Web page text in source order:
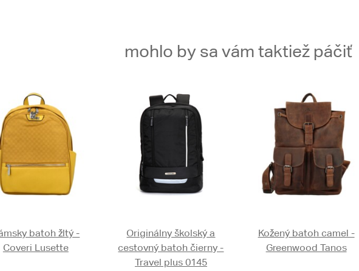
mohlo by sa vám taktiež páčiť
batoh žltý -
Coveri Lusette
Originálny školský a
cestovný batoh čierny -
Travel plus 0145
Kožený batoh camel -
Greenwood Tanos